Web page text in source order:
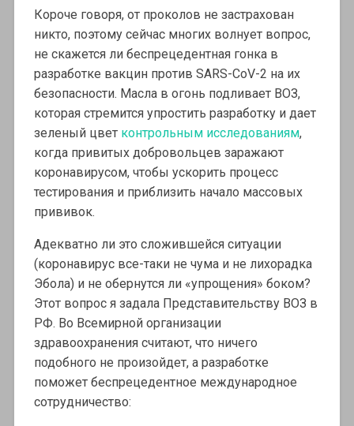
Короче говоря, от проколов не застрахован
никто, поэтому сейчас многих волнует вопрос,
не скажется ли беспрецедентная гонка в
разработке вакцин против SARS-CoV-2 на их
безопасности. Масла в огонь подливает ВОЗ,
которая стремится упростить разработку и дает
зеленый цвет контрольным исследованиям,
когда привитых добровольцев заражают
коронавирусом, чтобы ускорить процесс
тестирования и приблизить начало массовых
прививок.
Адекватно ли это сложившейся ситуации
(коронавирус все-таки не чума и не лихорадка
Эбола) и не обернутся ли «упрощения» боком?
Этот вопрос я задала Представительству ВОЗ в
РФ. Во Всемирной организации
здравоохранения считают, что ничего
подобного не произойдет, а разработке
поможет беспрецедентное международное
сотрудничество: